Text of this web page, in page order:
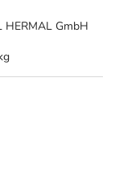
HERMAL GmbH